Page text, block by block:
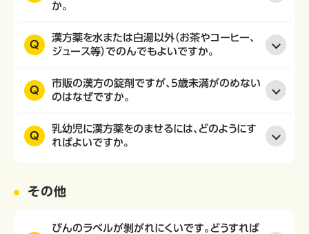
か。
Q
漢方薬を水または白湯以外（お茶やコーヒー、
ジュース等）でのんでもよいですか。
Q
市販の漢方の錠剤ですが、5歳未満がのめない
のはなぜですか。
Q
乳幼児に漢方薬をのませるには、どのようにす
ればよいですか。
その他
びんのラベルが剝がれにくいです。どうすれば